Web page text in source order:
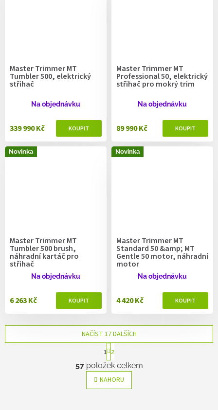
Master Trimmer MT
Tumbler 500, elektrický
střihač
Na objednávku
339 990 Kč
Master Trimmer MT
Professional 50, elektrický
střihač pro mokrý trim
Na objednávku
89 990 Kč
Novinka
Master Trimmer MT
Tumbler 500 brush,
náhradní kartáč pro
střihač
Na objednávku
6 263 Kč
Novinka
Master Trimmer MT
Standard 50 &amp; MT
Gentle 50 motor, náhradní
motor
Na objednávku
4 420 Kč
O
v
l
á
NAČÍST 17 DALŠÍCH
S
t
r
á
n
k
1 2
57položek celkem
NAHORU